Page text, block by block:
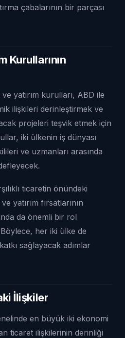
çabalarının bir parçası
Kurullarının
yatırım kurulları, ABD ile
ilişkileri derinleştirmek ve
projeleri teşvik etmek için
iki ülkenin iş dünyası
ve uzmanları arasında
ticaretin önündeki
yatırım fırsatlarının
da önemli bir rol
her iki ülke de
sağlayacak adımlar
İlişkiler
en büyük iki ekonomi
ticaret ilişkilerinin derinliği